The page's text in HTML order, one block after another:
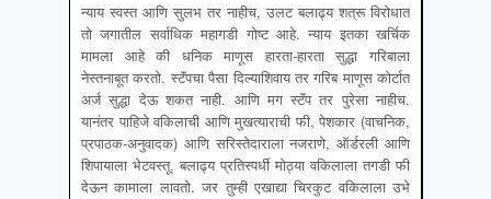
न्याय स्वस्त आणि सुलभ तर नाहीच, उलट बलाढ्य शत्रू विरोधात
तो जगातील सर्वाधिक महागडी गोष्ट आहे. न्याय इतका खर्चिक
मामला आहे की धनिक माणूस हारता-हारता सुद्धा गरिबाला
नेस्तनाबूत करतो. स्टॅंपचा पैसा दिल्याशिवाय तर गरिब माणूस कोर्टात
अर्ज सुद्धा देऊ शकत नाही. आणि मग स्टॅंप तर पुरेसा नाहीच.
यानंतर पाहिजे वकिलाची आणि मुखत्याराची फी, पेशकार (वाचनिक,
प्रपाठक-अनुवादक) आणि सरिस्तेदाराला नजराणे, ऑर्डरली आणि
शिपायाला भेटवस्तू. बलाढ्य प्रतिस्पर्धी मोठ्या वकिलाला तगडी फी
देऊन कामाला लावतो. जर तुम्ही एखाद्या चिरकुट वकिलाला उभे